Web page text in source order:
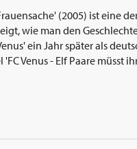
(2005) ist eine
wie man den
ein Jahr später als
Venus - Elf Paare müsst